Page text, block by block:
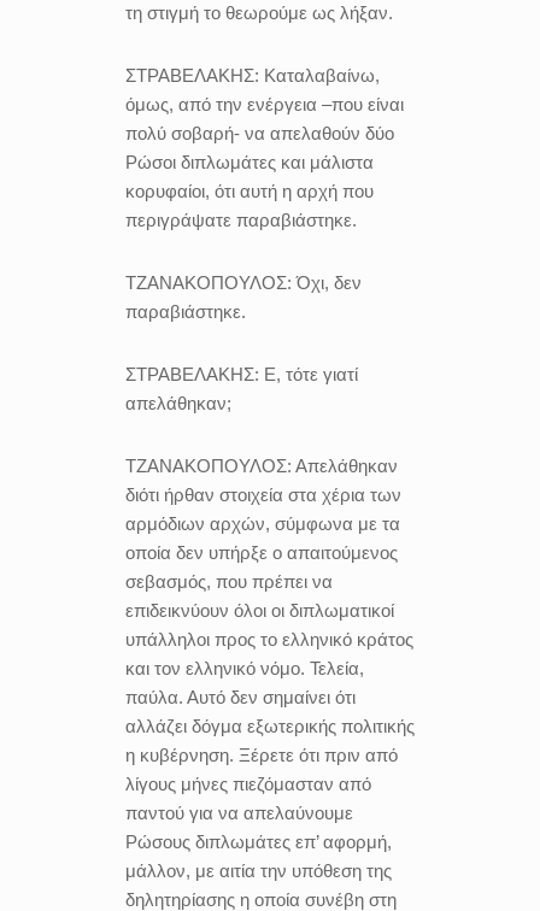
τη στιγμή το θεωρούμε ως λήξαν.
ΣΤΡΑΒΕΛΑΚΗΣ: Καταλαβαίνω,
όμως, από την ενέργεια –που είναι
πολύ σοβαρή- να απελαθούν δύο
Ρώσοι διπλωμάτες και μάλιστα
κορυφαίοι, ότι αυτή η αρχή που
περιγράψατε παραβιάστηκε.
ΤΖΑΝΑΚΟΠΟΥΛΟΣ:Όχι, δεν
παραβιάστηκε.
ΣΤΡΑΒΕΛΑΚΗΣ: Ε, τότε γιατί
απελάθηκαν;
ΤΖΑΝΑΚΟΠΟΥΛΟΣ: Απελάθηκαν
διότι ήρθαν στοιχεία στα χέρια των
αρμόδιων αρχών, σύμφωνα με τα
οποία δεν υπήρξε ο απαιτούμενος
σεβασμός, που πρέπει να
επιδεικνύουν όλοι οι διπλωματικοί
υπάλληλοι προς το ελληνικό κράτος
και τον ελληνικό νόμο. Τελεία,
παύλα. Αυτό δεν σημαίνει ότι
αλλάζει δόγμα εξωτερικής πολιτικής
η κυβέρνηση. Ξέρετε ότι πριν από
λίγους μήνες πιεζόμασταν από
παντού για να απελαύνουμε
Ρώσους διπλωμάτες επ’ αφορμή,
μάλλον, με αιτία την υπόθεση της
δηλητηρίασης η οποία συνέβη στη